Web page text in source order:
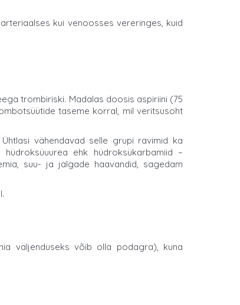
kui venoosses vereringes, kuid
trombiriski. Madalas doosis aspiriini (75
taseme korral, mil veritsusoht
vähendavad selle grupi ravimid ka
ehk hüdroksükarbamiid –
suu- ja jalgade haavandid, sagedam
väljenduseks võib olla podagra), kuna